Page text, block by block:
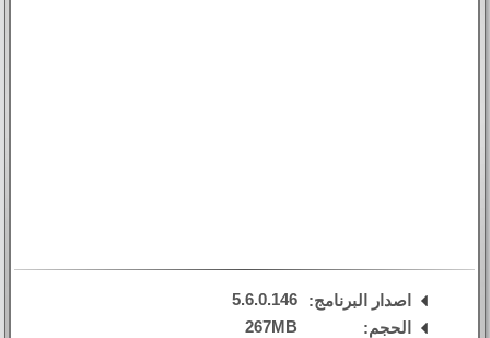
اصدار البرنامج:
5.6.0.146
الحجم:
267MB